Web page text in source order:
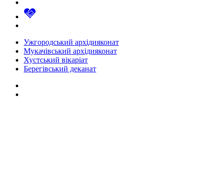
Ужгородський архідияконат
Мукачівський архідияконат
Хустський вікаріат
Берегівський деканат